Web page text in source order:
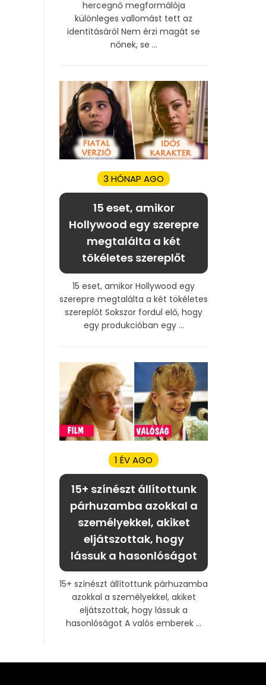
hercegnő megformálója
különleges vallomást tett az
identitásáról Nem érzi magát se
nőnek, se ...
3 HÓNAP AGO
15 eset, amikor
Hollywood egy szerepre
megtalálta a két
tökéletes szereplőt
15 eset, amikor Hollywood egy
szerepre megtalálta a két tökéletes
szereplőt Sokszor fordul elő, hogy
egy produkcióban egy ...
1 ÉV AGO
15+ színészt állítottunk
párhuzamba azokkal a
személyekkel, akiket
eljátszottak, hogy
lássuk a hasonlóságot
15+ színészt állítottunk párhuzamba
azokkal a személyekkel, akiket
eljátszottak, hogy lássuk a
hasonlóságot A valós emberek ...